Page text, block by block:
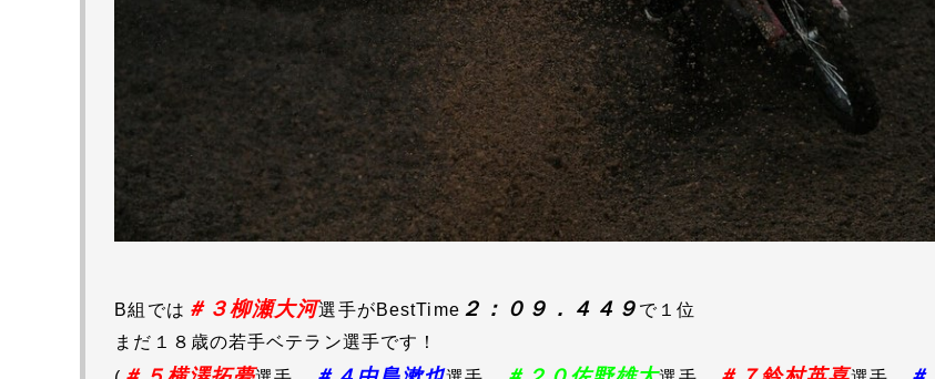
B組では ＃３柳瀬大河選手がBestTime ２：０９．４４９ で１位
まだ１８歳の若手ベテラン選手です！